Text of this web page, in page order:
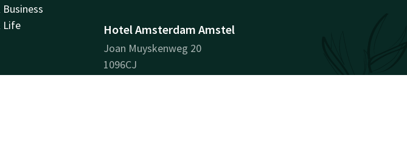
Business
Life
Hotel Amsterdam Amstel
Joan Muyskenweg 20
1096CJ